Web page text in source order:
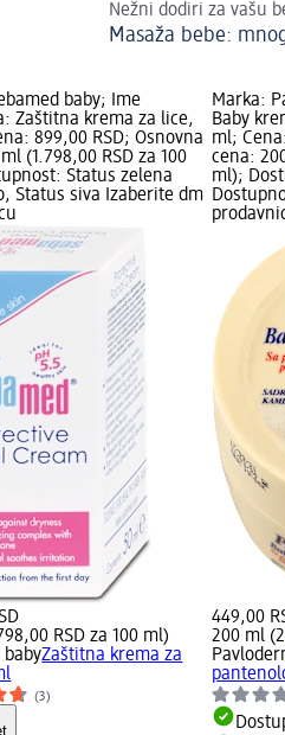
Nežni dodiri za vašu
Masaža bebe:
baby; Ime
Zaštitna krema za lice,
899,00 RSD; Osnovna
(1.798,00 RSD za 100
Status zelena
Status siva Izaberite dm
RSD za 100 ml)
babyZaštitna krema za
(3)
Marka:
Baby
ml;
cena:
ml);
449,00
200 ml